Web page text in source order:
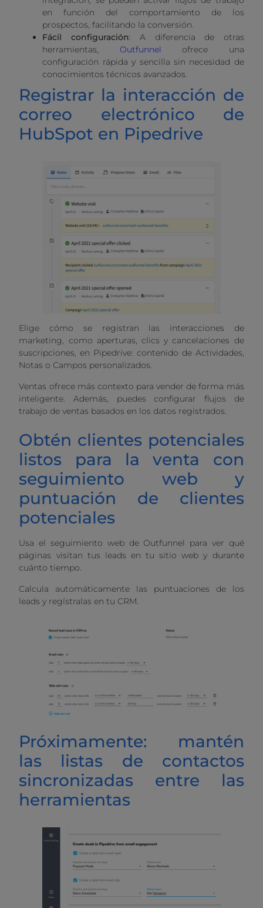
en función del comportamiento de los
prospectos, facilitando la conversión.
Fácil configuración: A diferencia de otras
herramientas, Outfunnelofrece una
configuración rápida y sencilla sin necesidad de
conocimientos técnicos avanzados.
Registrar la interacción de
correo electrónico de
HubSpot en Pipedrive
Elige cómo se registran las interacciones de
marketing, como aperturas, clics y cancelaciones de
suscripciones, en Pipedrive: contenido de Actividades,
Notas o Campos personalizados.
Ventas ofrece más contexto para vender de forma más
inteligente. Además, puedes configurar flujos de
trabajo de ventas basados ​​en los datos registrados.
Obtén clientes potenciales
listos para la venta con
seguimiento web y
puntuación de clientes
potenciales
Usa el seguimiento web de Outfunnel para ver qué
páginas visitan tus leads en tu sitio web y durante
cuánto tiempo.
Calcula automáticamente las puntuaciones de los
leads y regístralas en tu CRM.
Próximamente: mantén
las listas de contactos
sincronizadas entre las
herramientas